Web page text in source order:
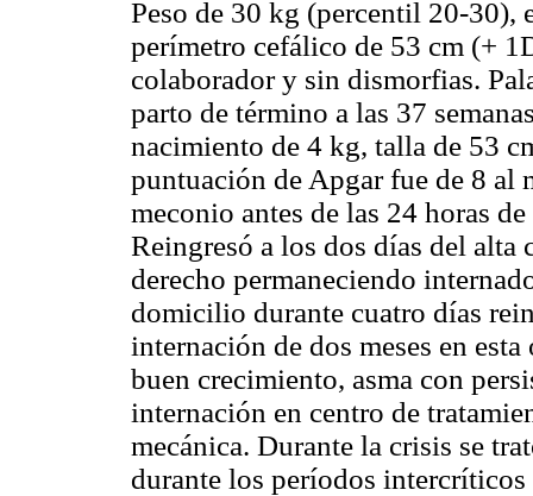
Peso de 30 kg (percentil 20-30),
perímetro cefálico de 53 cm (+
colaborador y sin dismorfias.
parto de término a las 37
nacimiento de 4 kg, talla de 53
puntuación de Apgar fue de 8
meconio antes de las 24 horas
Reingresó a los dos días del
derecho permaneciendo
domicilio durante cuatro días
internación de dos meses en
buen crecimiento, asma con
internación en centro de
mecánica. Durante la crisis se
durante los períodos